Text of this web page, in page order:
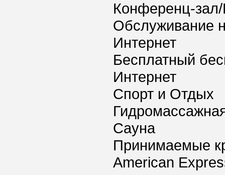
Конференц-
Обслуживание
Интернет
Бесплатный
Интернет
Спорт и Отдых
Сауна
Принимаемые
American